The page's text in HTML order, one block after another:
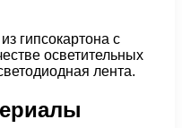
гипсокартона с
осветительных
лента.